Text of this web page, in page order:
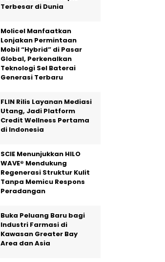
Terbesar di Dunia
Molicel Manfaatkan
Lonjakan Permintaan
Mobil “Hybrid” di Pasar
Global, Perkenalkan
Teknologi Sel Baterai
Generasi Terbaru
FLIN Rilis Layanan Mediasi
Utang, Jadi Platform
Credit Wellness Pertama
di Indonesia
SCIE Menunjukkan HILO
WAVE® Mendukung
Regenerasi Struktur Kulit
Tanpa Memicu Respons
Peradangan
Buka Peluang Baru bagi
Industri Farmasi di
Kawasan Greater Bay
Area dan Asia